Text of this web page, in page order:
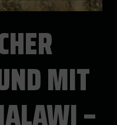
MIT
–